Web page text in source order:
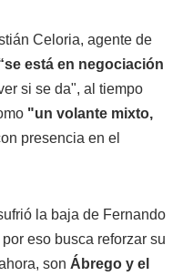
Celoria, agente de
está en negociación
si se da", al tiempo
"un volante mixto,
presencia en el
la baja de Fernando
eso busca reforzar su
son Ábrego y el